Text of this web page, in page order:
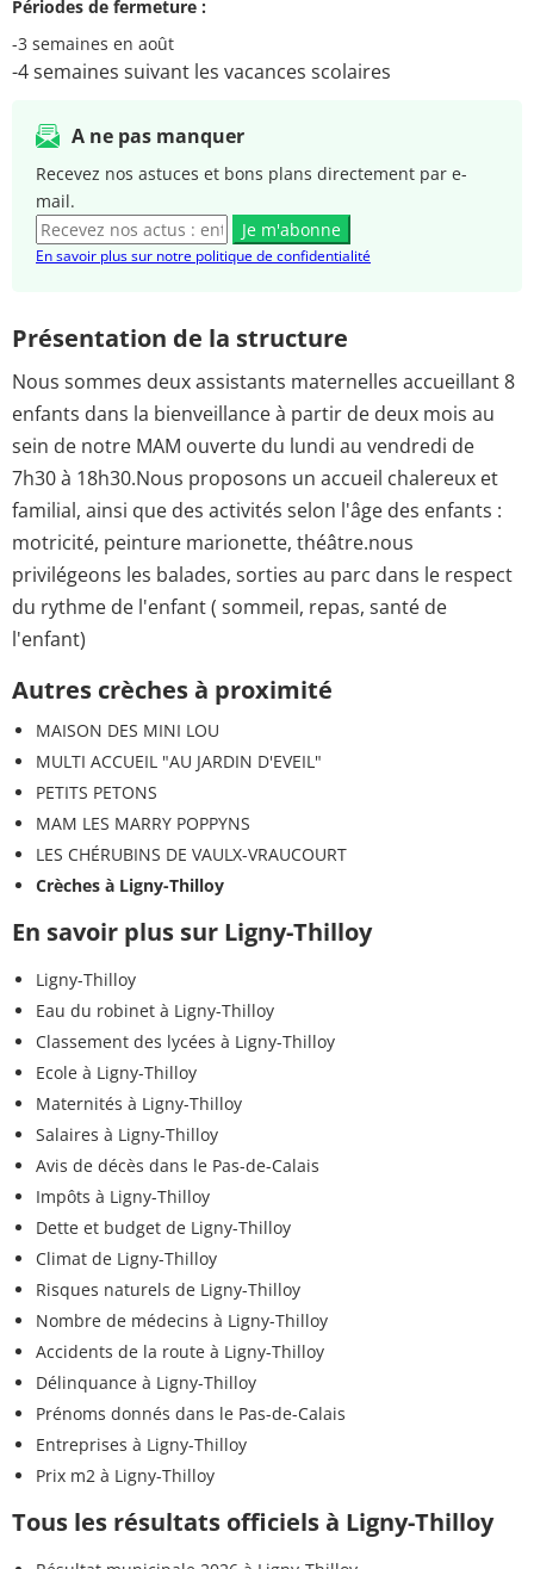
Périodes de fermeture :
-3 semaines en août
-4 semaines suivant les vacances scolaires
A ne pas manquer
Recevez nos astuces et bons plans directement par e-
mail.
Je m'abonne
En savoir plus sur notre politique de confidentialité
Présentation de la structure
Nous sommes deux assistants maternelles accueillant 8
enfants dans la bienveillance à partir de deux mois au
sein de notre MAM ouverte du lundi au vendredi de
7h30 à 18h30.Nous proposons un accueil chalereux et
familial, ainsi que des activités selon l'âge des enfants :
motricité, peinture marionette, théâtre.nous
privilégeons les balades, sorties au parc dans le respect
du rythme de l'enfant ( sommeil, repas, santé de
l'enfant)
Autres crèches à proximité
MAISON DES MINI LOU
MULTI ACCUEIL "AU JARDIN D'EVEIL"
PETITS PETONS
MAM LES MARRY POPPYNS
LES CHÉRUBINS DE VAULX-VRAUCOURT
Crèches à Ligny-Thilloy
En savoir plus sur Ligny-Thilloy
Ligny-Thilloy
Eau du robinet à Ligny-Thilloy
Classement des lycées à Ligny-Thilloy
Ecole à Ligny-Thilloy
Maternités à Ligny-Thilloy
Salaires à Ligny-Thilloy
Avis de décès dans le Pas-de-Calais
Impôts à Ligny-Thilloy
Dette et budget de Ligny-Thilloy
Climat de Ligny-Thilloy
Risques naturels de Ligny-Thilloy
Nombre de médecins à Ligny-Thilloy
Accidents de la route à Ligny-Thilloy
Délinquance à Ligny-Thilloy
Prénoms donnés dans le Pas-de-Calais
Entreprises à Ligny-Thilloy
Prix m2 à Ligny-Thilloy
Tous les résultats officiels à Ligny-Thilloy